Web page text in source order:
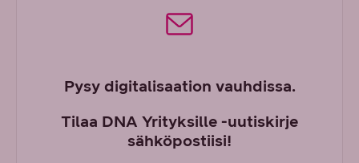
Pysy digitalisaation vauhdissa.
Tilaa DNA Yrityksille -uutiskirje
sähköpostiisi!